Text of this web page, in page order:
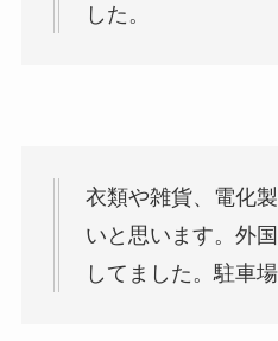
した。
衣類や雑貨、電化
いと思います。外
してました。駐車